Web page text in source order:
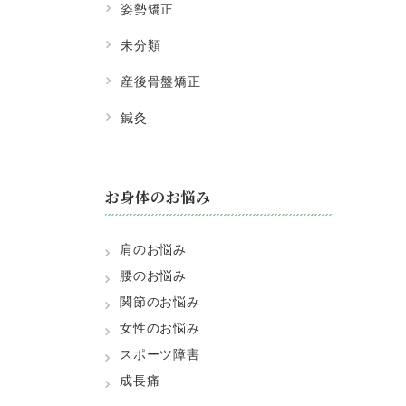
姿勢矯正
未分類
産後骨盤矯正
鍼灸
お身体のお悩み
肩のお悩み
腰のお悩み
関節のお悩み
女性のお悩み
スポーツ障害
成長痛